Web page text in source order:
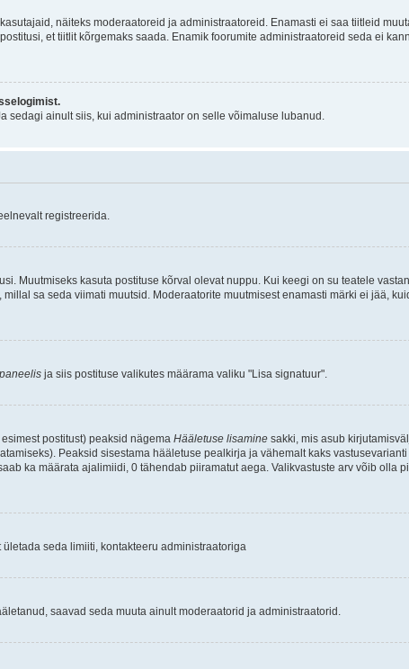
näiteks moderaatoreid ja administraatoreid. Enamasti ei saa tiitleid
et tiitlit kõrgemaks saada. Enamik foorumite administraatoreid seda ei
sedagi ainult siis, kui administraator on selle võimaluse lubanud.
registreerida.
Muutmiseks kasuta postituse kõrval olevat nuppu. Kui keegi on su teatele
sa seda viimati muutsid. Moderaatorite muutmisest enamasti märki ei jää,
ja siis postituse valikutes määrama valiku "Lisa signatuur".
postitust) peaksid nägema Hääletuse lisamine sakki, mis asub
Peaksid sisestama hääletuse pealkirja ja vähemalt kaks
ka määrata ajalimiidi, 0 tähendab piiramatut aega. Valikvastuste arv võib olla
seda limiiti, kontakteeru administraatoriga
saavad seda muuta ainult moderaatorid ja administraatorid.